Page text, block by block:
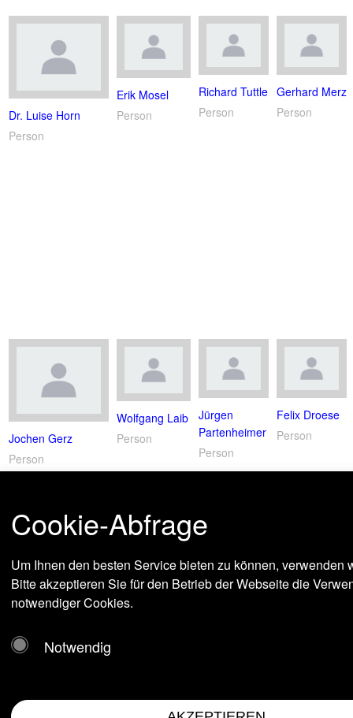
Cookie-Abfrage
Um Ihnen den besten Service bieten zu können, verwenden
Bitte akzeptieren Sie für den Betrieb der Webseite die
notwendiger Cookies.
Notwendig
Dr. Luise Horn
Person
Erik Mosel
Person
Richard Tuttle
Person
Gerhard Merz
Person
Jochen Gerz
Person
Wolfgang Laib
Person
Jürgen
Partenheimer
Person
Felix Droese
Person